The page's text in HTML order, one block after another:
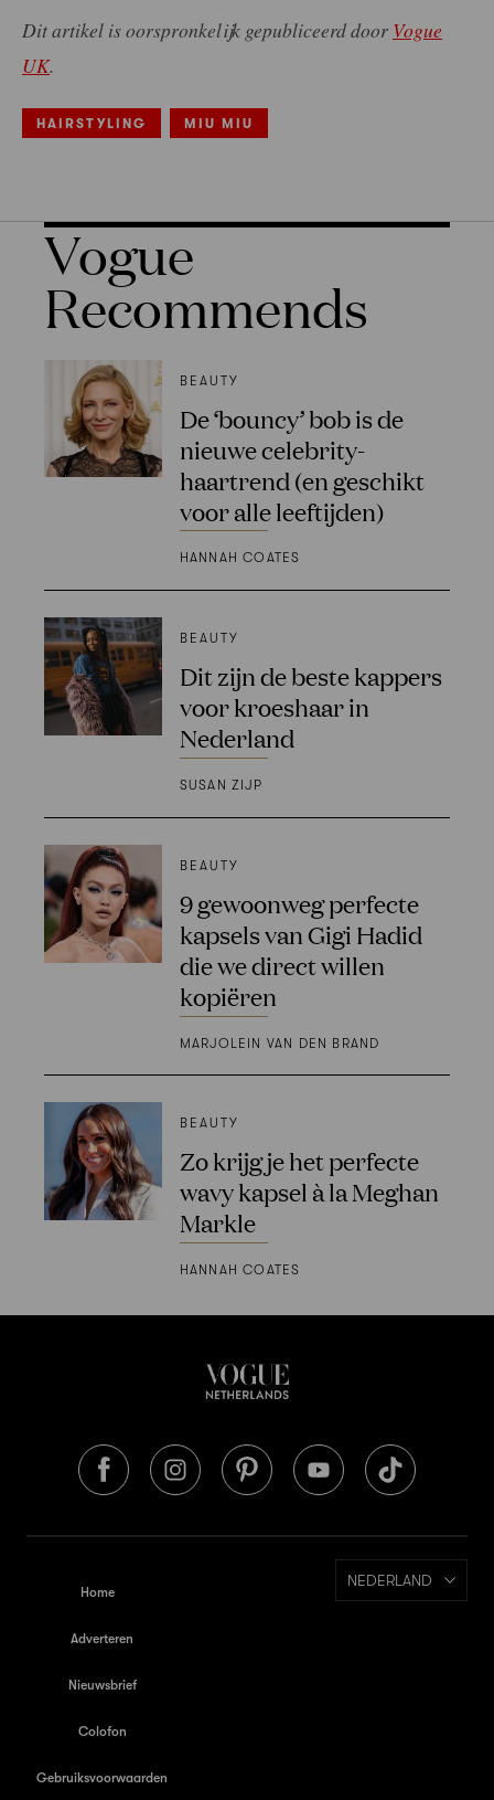
Dit artikel is oorspronkelijk gepubliceerd door Vogue
UK.
HAIRSTYLING MIU MIU
Vogue
Recommends
BEAUTY
De ‘bouncy’ bob is de
nieuwe celebrity-
haartrend (en geschikt
voor alle leeftijden)
HANNAH COATES
BEAUTY
Dit zijn de beste kappers
voor kroeshaar in
Nederland
SUSAN ZIJP
BEAUTY
9 gewoonweg perfecte
kapsels van Gigi Hadid
die we direct willen
kopiëren
MARJOLEIN VAN DEN BRAND
BEAUTY
Zo krijg je het perfecte
wavy kapsel à la Meghan
Markle
HANNAH COATES
Home
Adverteren
Nieuwsbrief
Colofon
Gebruiksvoorwaarden
NEDERLAND